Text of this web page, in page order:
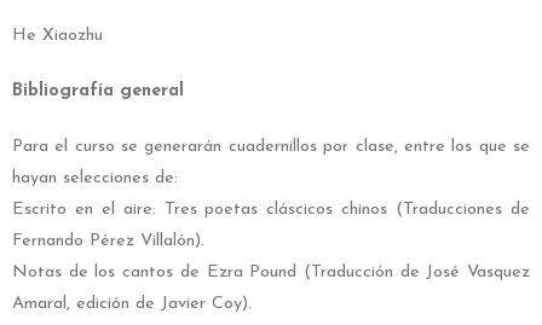
He Xiaozhu
Bibliografía general
Para el curso se generarán cuadernillos por clase, entre los que se
hayan selecciones de:
Escrito en el aire: Tres poetas cláscicos chinos (Traducciones de
Fernando Pérez Villalón).
Notas de los cantos de Ezra Pound (Traducción de José Vasquez
Amaral, edición de Javier Coy).